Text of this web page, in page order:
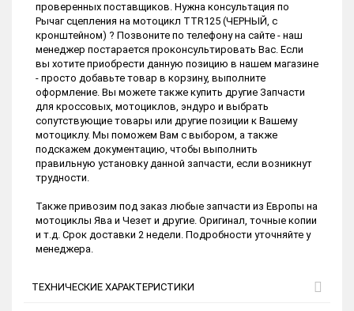
проверенных поставщиков. Нужна консультация по
Рычаг сцепления на мотоцикл TTR125 (ЧЕРНЫЙ, с
кронштейном) ? Позвоните по телефону на сайте - наш
менеджер постарается проконсультировать Вас. Если
вы хотите приобрести данную позицию в нашем магазине
- просто добавьте товар в корзину, выполните
оформление. Вы можете также купить другие Запчасти
для кроссовых, мотоциклов, эндуро и выбрать
сопутствующие товары или другие позиции к Вашему
мотоциклу. Мы поможем Вам с выбором, а также
подскажем документацию, чтобы выполнить
правильную установку данной запчасти, если возникнут
трудности.
Также привозим под заказ любые запчасти из Европы на
мотоциклы Ява и Чезет и другие. Оригинал, точные копии
и т.д. Срок доставки 2 недели. Подробности уточняйте у
менеджера.
ТЕХНИЧЕСКИЕ ХАРАКТЕРИСТИКИ